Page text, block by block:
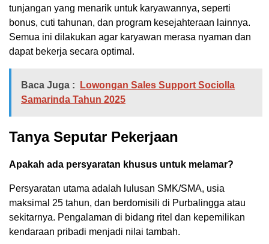
tunjangan yang menarik untuk karyawannya, seperti
bonus, cuti tahunan, dan program kesejahteraan lainnya.
Semua ini dilakukan agar karyawan merasa nyaman dan
dapat bekerja secara optimal.
Baca Juga :
Lowongan Sales Support Sociolla
Samarinda Tahun 2025
Tanya Seputar Pekerjaan
Apakah ada persyaratan khusus untuk melamar?
Persyaratan utama adalah lulusan SMK/SMA, usia
maksimal 25 tahun, dan berdomisili di Purbalingga atau
sekitarnya. Pengalaman di bidang ritel dan kepemilikan
kendaraan pribadi menjadi nilai tambah.